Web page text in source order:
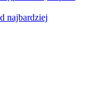
najbardziej